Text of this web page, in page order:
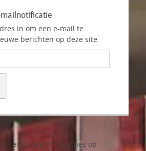
in om een e-mail te
berichten op deze site
recht voor om reacties op